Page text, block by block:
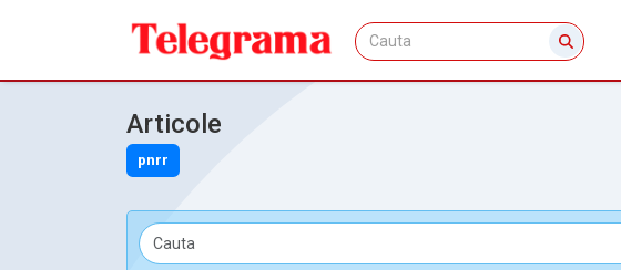
Articole
pnrr